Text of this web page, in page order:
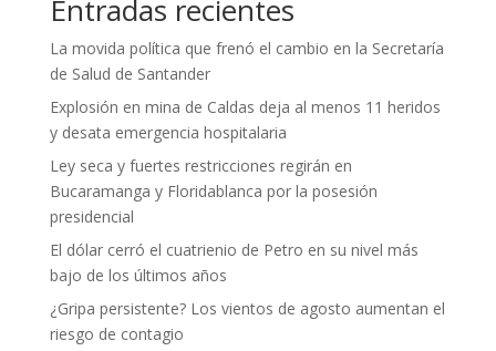
Entradas recientes
La movida política que frenó el cambio en la Secretaría
de Salud de Santander
Explosión en mina de Caldas deja al menos 11 heridos
y desata emergencia hospitalaria
Ley seca y fuertes restricciones regirán en
Bucaramanga y Floridablanca por la posesión
presidencial
El dólar cerró el cuatrienio de Petro en su nivel más
bajo de los últimos años
¿Gripa persistente? Los vientos de agosto aumentan el
riesgo de contagio